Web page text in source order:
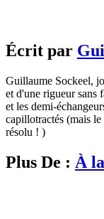
Écrit par
Guillaume Sockeel,
et d'une rigueur sans
et les demi-
capillotractés (mais le
résolu ! )
Plus De : À